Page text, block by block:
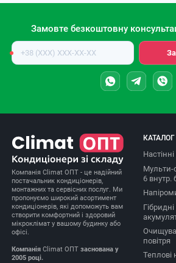
Замовте безкоштовну
Номер
телефону
Компанія Climat ОПТ - це надійний
постачальник кондиціонерів,
монтажних та сервісних послуг. Ми
пропонуємо широкий асортимент
кондиціонерів, які допоможуть вам
створити комфортний і здоровий
мікроклімат у вашому будинку або
офісі.
Компанія Climat ОПТзаснована у
2005 році.
КАТАЛОГ
Мульти-
6 внутр.
повітря
Теплові